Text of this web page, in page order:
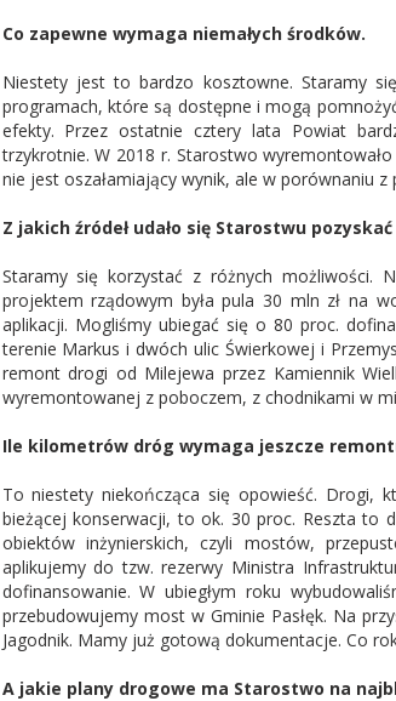
Co zapewne wymaga niemałych środków.
Niestety jest to bardzo kosztowne. Staramy
programach, które są dostępne i mogą
efekty. Przez ostatnie cztery lata Powiat
trzykrotnie. W 2018 r. Starostwo
nie jest oszałamiający wynik, ale w porównaniu
Z jakich źródeł udało się Starostwu
Staramy się korzystać z różnych możliwości.
projektem rządowym była pula 30 mln zł na
aplikacji. Mogliśmy ubiegać się o 80 proc.
terenie Markus i dwóch ulic Świerkowej i
remont drogi od Milejewa przez Kamiennik
wyremontowanej z poboczem, z chodnikami w
Ile kilometrów dróg wymaga jeszcze
To niestety niekończąca się opowieść. Drogi,
bieżącej konserwacji, to ok. 30 proc. Reszta to
obiektów inżynierskich, czyli mostów,
aplikujemy do tzw. rezerwy Ministra
dofinansowanie. W ubiegłym roku
przebudowujemy most w Gminie Pasłęk. Na
Jagodnik. Mamy już gotową dokumentacje. Co
A jakie plany drogowe ma Starostwo na